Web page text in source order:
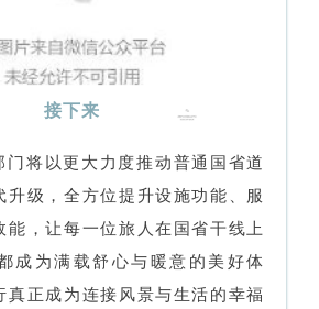
接下来
门将以更大力度推动普通国省道
升级，全方位提升设施功能、服
能，让每一位旅人在国省干线上
成为满载舒心与暖意的美好体
真正成为连接风景与生活的幸福